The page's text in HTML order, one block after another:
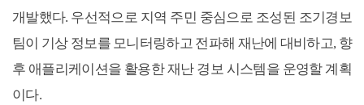
개발했다. 우선적으로 지역 주민 중심으로 조성된 조기경보
팀이 기상 정보를 모니터링하고 전파해 재난에 대비하고, 향
후 애플리케이션을 활용한 재난 경보 시스템을 운영할 계획
이다.